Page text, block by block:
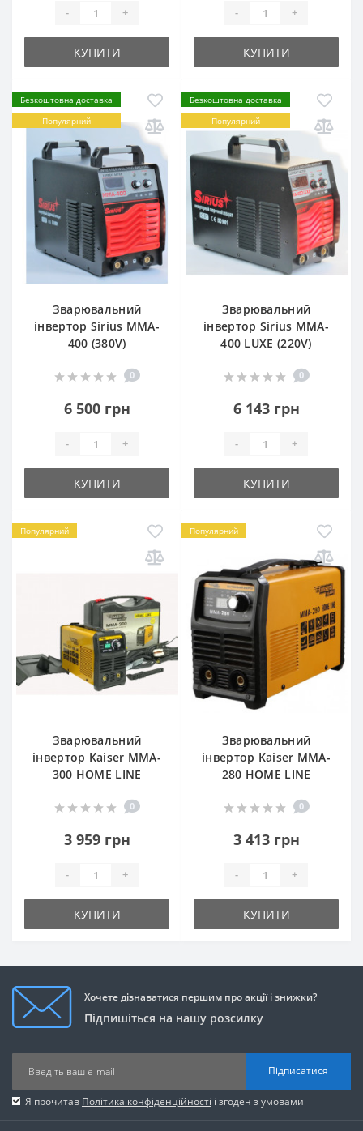
- +
КУПИТИ
- +
КУПИТИ
Безкоштовна доставка
Популярний
Зварювальний
інвертор Sirius MMA-
400 (380V)
0
6 500 грн
- +
КУПИТИ
Безкоштовна доставка
Популярний
Зварювальний
інвертор Sirius MMA-
400 LUXE (220V)
0
6 143 грн
- +
КУПИТИ
Популярний
Зварювальний
інвертор Kaiser MMA-
300 HOME LINE
0
3 959 грн
- +
КУПИТИ
Популярний
Зварювальний
інвертор Kaiser MMA-
280 HOME LINE
0
3 413 грн
- +
КУПИТИ
Хочете дізнаватися першим про акції і знижки?
Підпишіться на нашу розсилку
Підписатися
Я прочитав Політика конфіденційності і згоден з умовами